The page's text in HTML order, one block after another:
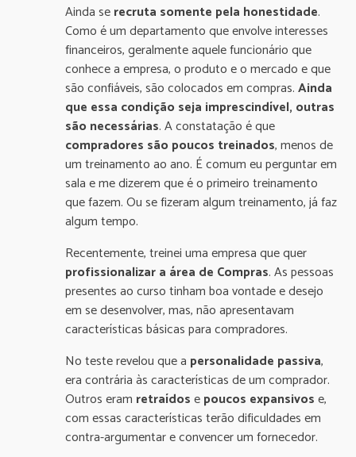
Ainda serecruta somente pela honestidade.
Como é um departamento que envolve interesses
financeiros, geralmente aquele funcionário que
conhece a empresa, o produto e o mercado e que
são confiáveis, são colocados em compras.Ainda
que essa condição seja imprescindível, outras
são necessárias. A constatação é que
compradores são poucos treinados, menos de
um treinamento ao ano. É comum eu perguntar em
sala e me dizerem que é o primeiro treinamento
que fazem. Ou se fizeram algum treinamento, já faz
algum tempo.
Recentemente, treinei uma empresa que quer
profissionalizar a área de Compras. As pessoas
presentes ao curso tinham boa vontade e desejo
em se desenvolver, mas, não apresentavam
características básicas para compradores.
No teste revelou que a personalidade passiva,
era contrária às características de um comprador.
Outros eram retraídosepoucos expansivose,
com essas características terão dificuldades em
contra-argumentar e convencer um fornecedor.